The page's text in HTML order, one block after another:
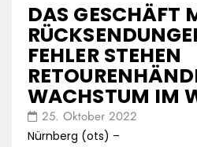
DAS GESCHÄFT
FEHLER STEHEN
WACHSTUM IM
25. Oktober 2022
Nürnberg (ots) –